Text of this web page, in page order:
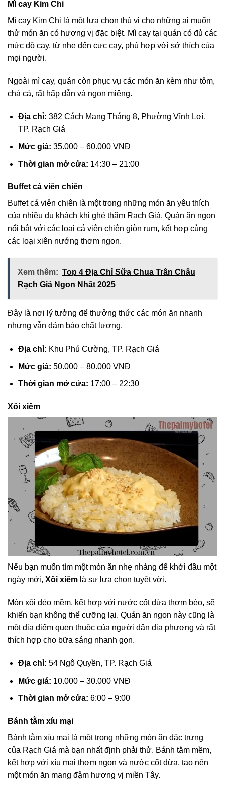
Mì cay Kim Chi
Mì cay Kim Chi là một lựa chọn thú vị cho những ai muốn
thử món ăn có hương vị đặc biệt. Mì cay tại quán có đủ các
mức độ cay, từ nhẹ đến cực cay, phù hợp với sở thích của
mọi người.
Ngoài mì cay, quán còn phục vụ các món ăn kèm như tôm,
chả cá, rất hấp dẫn và ngon miệng.
Địa chỉ: 382 Cách Mạng Tháng 8, Phường Vĩnh Lợi,
TP. Rạch Giá
Mức giá: 35.000 – 60.000 VNĐ
Thời gian mở cửa: 14:30 – 21:00
Buffet cá viên chiên
Buffet cá viên chiên là một trong những món ăn yêu thích
của nhiều du khách khi ghé thăm Rạch Giá. Quán ăn ngon
nổi bật với các loại cá viên chiên giòn rụm, kết hợp cùng
các loại xiên nướng thơm ngon.
Xem thêm: Top 4 Địa Chỉ Sữa Chua Trân Châu
Rạch Giá Ngon Nhất 2025
Đây là nơi lý tưởng để thưởng thức các món ăn nhanh
nhưng vẫn đảm bảo chất lượng.
Địa chỉ: Khu Phú Cường, TP. Rạch Giá
Mức giá: 50.000 – 80.000 VNĐ
Thời gian mở cửa: 17:00 – 22:30
Xôi xiêm
Nếu bạn muốn tìm một món ăn nhẹ nhàng để khởi đầu một
ngày mới, Xôi xiêm là sự lựa chọn tuyệt vời.
Món xôi dẻo mềm, kết hợp với nước cốt dừa thơm béo, sẽ
khiến bạn không thể cưỡng lại. Quán ăn ngon này cũng là
một địa điểm quen thuộc của người dân địa phương và rất
thích hợp cho bữa sáng nhanh gọn.
Địa chỉ: 54 Ngô Quyền, TP. Rạch Giá
Mức giá: 10.000 – 30.000 VNĐ
Thời gian mở cửa: 6:00 – 9:00
Bánh tằm xíu mại
Bánh tằm xíu mại là một trong những món ăn đặc trưng
của Rạch Giá mà bạn nhất định phải thử. Bánh tằm mềm,
kết hợp với xíu mại thơm ngon và nước cốt dừa, tạo nên
một món ăn mang đậm hương vị miền Tây.